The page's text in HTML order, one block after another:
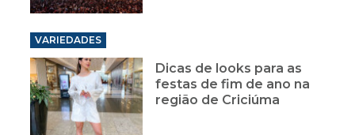
VARIEDADES
Dicas de looks para as
festas de fim de ano na
região de Criciúma